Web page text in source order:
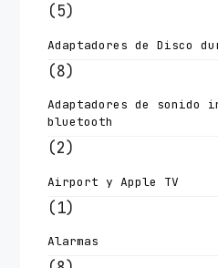
(5)
Adaptadores de Disco
(8)
Adaptadores de sonido
bluetooth
(2)
Airport y Apple TV
(1)
Alarmas